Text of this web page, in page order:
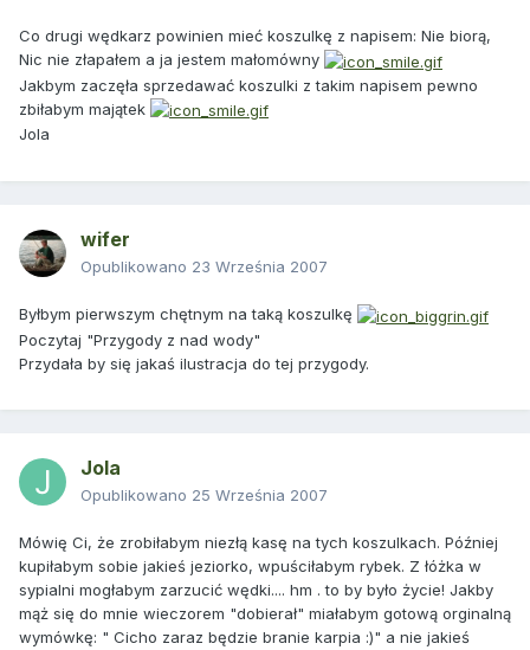
Co drugi wędkarz powinien mieć koszulkę z napisem: Nie biorą,
Nic nie złapałem a ja jestem małomówny
Jakbym zaczęła sprzedawać koszulki z takim napisem pewno
zbiłabym majątek
Jola
wifer
Opublikowano 23 Września 2007
Byłbym pierwszym chętnym na taką koszulkę
Poczytaj "Przygody z nad wody"
Przydała by się jakaś ilustracja do tej przygody.
Jola
Opublikowano 25 Września 2007
Mówię Ci, że zrobiłabym niezłą kasę na tych koszulkach. Później
kupiłabym sobie jakieś jeziorko, wpuściłabym rybek. Z łóżka w
sypialni mogłabym zarzucić wędki.... hm . to by było życie! Jakby
mąż się do mnie wieczorem "dobierał" miałabym gotową orginalną
wymówkę: " Cicho zaraz będzie branie karpia :)" a nie jakieś